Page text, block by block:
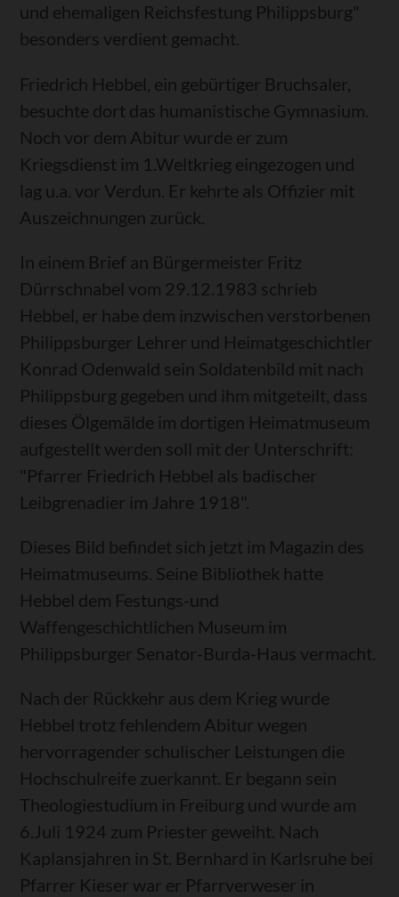
und ehemaligen Reichsfestung Philippsburg"
besonders verdient gemacht.
Friedrich Hebbel, ein gebürtiger Bruchsaler,
besuchte dort das humanistische Gymnasium.
Noch vor dem Abitur wurde er zum
Kriegsdienst im 1.Weltkrieg eingezogen und
lag u.a. vor Verdun. Er kehrte als Offizier mit
Auszeichnungen zurück.
In einem Brief an Bürgermeister Fritz
Dürrschnabel vom 29.12.1983 schrieb
Hebbel, er habe dem inzwischen verstorbenen
Philippsburger Lehrer und Heimatgeschichtler
Konrad Odenwald sein Soldatenbild mit nach
Philippsburg gegeben und ihm mitgeteilt, dass
dieses Ölgemälde im dortigen Heimatmuseum
aufgestellt werden soll mit der Unterschrift:
"Pfarrer Friedrich Hebbel als badischer
Leibgrenadier im Jahre 1918".
Dieses Bild befindet sich jetzt im Magazin des
Heimatmuseums. Seine Bibliothek hatte
Hebbel dem Festungs-und
Waffengeschichtlichen Museum im
Philippsburger Senator-Burda-Haus vermacht.
Nach der Rückkehr aus dem Krieg wurde
Hebbel trotz fehlendem Abitur wegen
hervorragender schulischer Leistungen die
Hochschulreife zuerkannt. Er begann sein
Theologiestudium in Freiburg und wurde am
6.Juli 1924 zum Priester geweiht. Nach
Kaplansjahren in St. Bernhard in Karlsruhe bei
Pfarrer Kieser war er Pfarrverweser in